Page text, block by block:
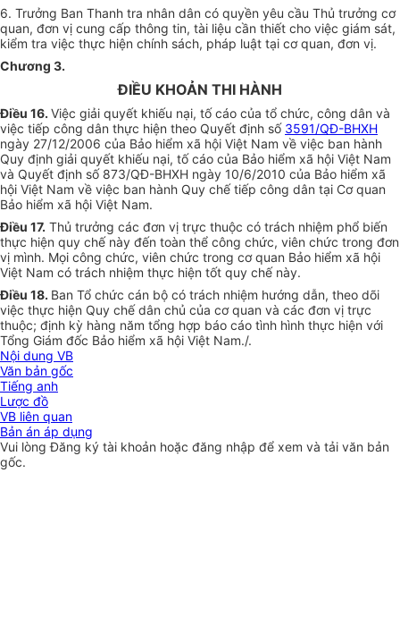
6. Trưởng Ban Thanh tra nhân dân có quyền yêu cầu Thủ trưởng cơ
quan, đơn vị cung cấp thông tin, tài liệu cần thiết cho việc giám sát,
kiểm tra việc thực hiện chính sách, pháp luật tại cơ quan, đơn vị.
Chương 3.
ĐIỀU KHOẢN THI HÀNH
Điều 16. Việc giải quyết khiếu nại, tố cáo của tổ chức, công dân và
việc tiếp công dân thực hiện theo Quyết định số 3591/QĐ-BHXH
ngày 27/12/2006 của Bảo hiểm xã hội Việt Nam về việc ban hành
Quy định giải quyết khiếu nại, tố cáo của Bảo hiểm xã hội Việt Nam
và Quyết định số 873/QĐ-BHXH ngày 10/6/2010 của Bảo hiểm xã
hội Việt Nam về việc ban hành Quy chế tiếp công dân tại Cơ quan
Bảo hiểm xã hội Việt Nam.
Điều 17. Thủ trưởng các đơn vị trực thuộc có trách nhiệm phổ biến
thực hiện quy chế này đến toàn thể công chức, viên chức trong đơn
vị mình. Mọi công chức, viên chức trong cơ quan Bảo hiểm xã hội
Việt Nam có trách nhiệm thực hiện tốt quy chế này.
Điều 18. Ban Tổ chức cán bộ có trách nhiệm hướng dẫn, theo dõi
việc thực hiện Quy chế dân chủ của cơ quan và các đơn vị trực
thuộc; định kỳ hàng năm tổng hợp báo cáo tình hình thực hiện với
Tổng Giám đốc Bảo hiểm xã hội Việt Nam./.
Nội dung VB
Văn bản gốc
Tiếng anh
Lược đồ
VB liên quan
Bản án áp dụng
Vui lòngĐăng ký tài khoản hoặc đăng nhập để xem và tải văn bản
gốc.